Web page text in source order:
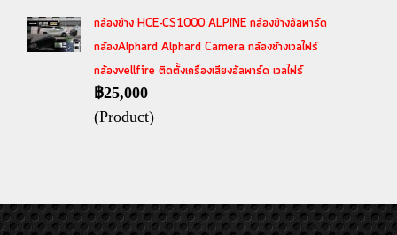
กล้องข้าง HCE-CS1000 ALPINE กล้องข้างอัลพาร์ด
กล้องAlphard Alphard Camera กล้องข้างเวลไฟร์
กล้องvellfire ติดตั้งเครื่องเสียงอัลพาร์ด เวลไฟร์
฿25,000
(Product)